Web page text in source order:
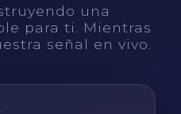
una
para ti. Mientras
señal en vivo.